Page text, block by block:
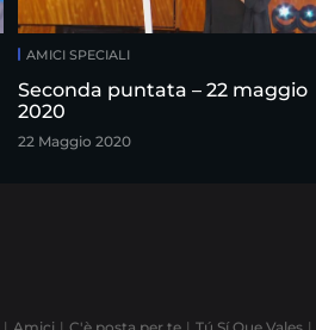
AMICI SPECIALI
Seconda puntata – 22 maggio
2020
22 Maggio 2020